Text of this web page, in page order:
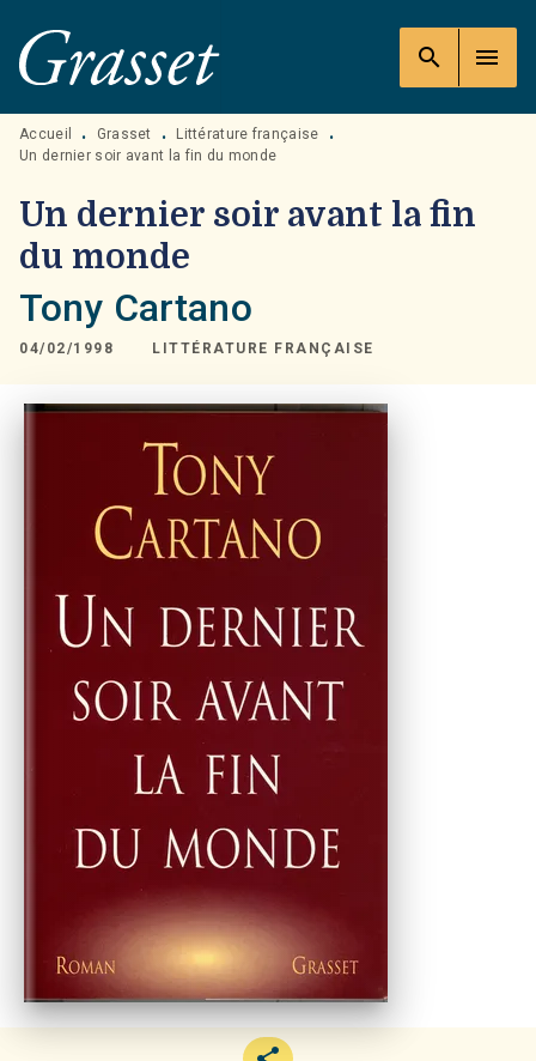
MENU RECHERCHE
PIED DE PAGE
search menu
Accueil • Grasset • Littérature française
•
Un dernier soir avant la fin du monde
Un dernier soir avant la fin
du monde
Tony Cartano
04/02/1998 LITTÉRATURE FRANÇAISE